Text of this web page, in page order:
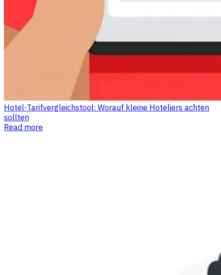
Hotel-Tarifvergleichstool: Worauf kleine Hoteliers achten
sollten
Read more